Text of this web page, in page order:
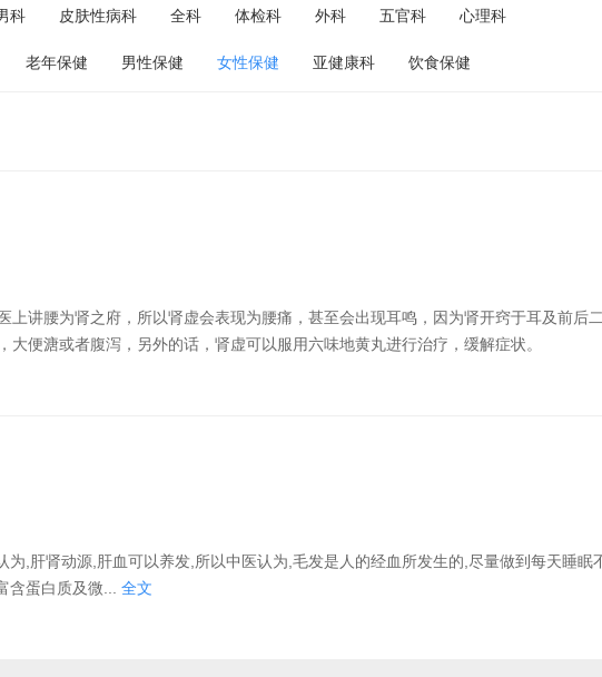
科 皮肤性病科 全科 体检科 外科 五官科
心理科
医院
老年保健 男性保健 女性保健 亚健康科 饮食保健
上讲腰为肾之府，所以肾虚会表现为腰痛，甚至会出现耳鸣，因为肾开窍于耳及前后
便溏或者腹泻，另外的话，肾虚可以服用六味地黄丸进行治疗，缓解症状。
,肝肾动源,肝血可以养发,所以中医认为,毛发是人的经血所发生的,尽量做到每天睡眠
含蛋白质及微... 全文